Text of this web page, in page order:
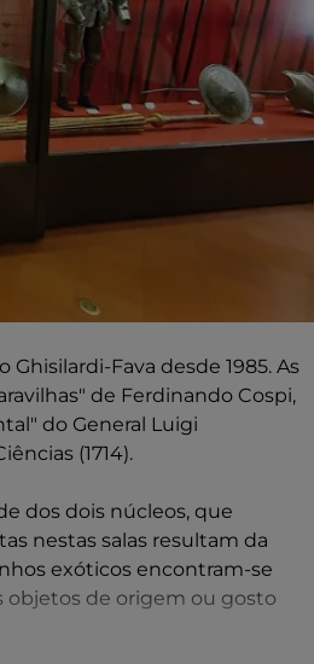
Fava desde 1985. As
de Ferdinando Cospi,
do General Luigi
(1714).
dos dois núcleos, que
nestas salas resultam da
exóticos encontram-se
objetos de origem ou gosto